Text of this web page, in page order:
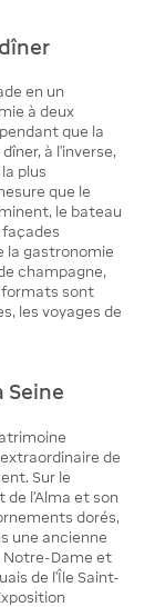
en un
à deux
que la
à l'inverse,
plus
que le
le bateau
la gastronomie
champagne,
formats sont
les voyages de
Seine
de
Sur le
de l'Alma et son
dorés,
une ancienne
Notre-Dame et
de l'Île Saint-